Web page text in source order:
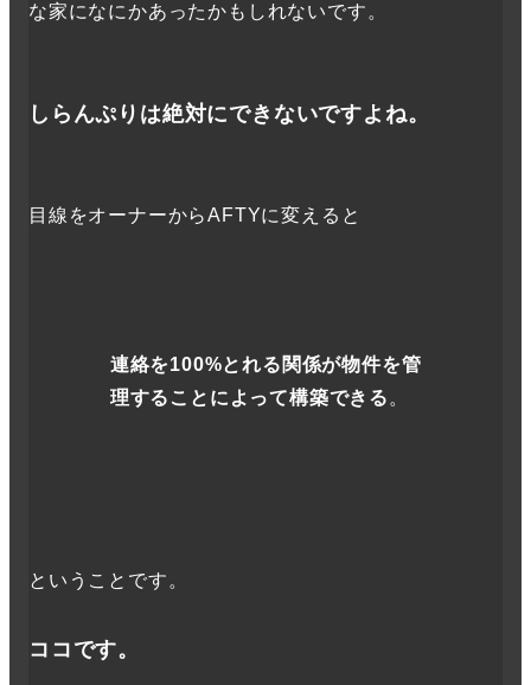
な家になにかあったかもしれないです。
しらんぷりは絶対にできないですよね。
目線をオーナーからAFTYに変えると
連絡を100%とれる関係が物件を管
理することによって構築できる 。
ということです。
ココです。